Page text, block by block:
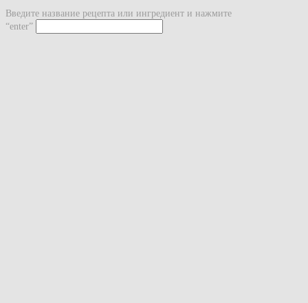
Введите название рецепта или ингредиент и нажмите
“enter”